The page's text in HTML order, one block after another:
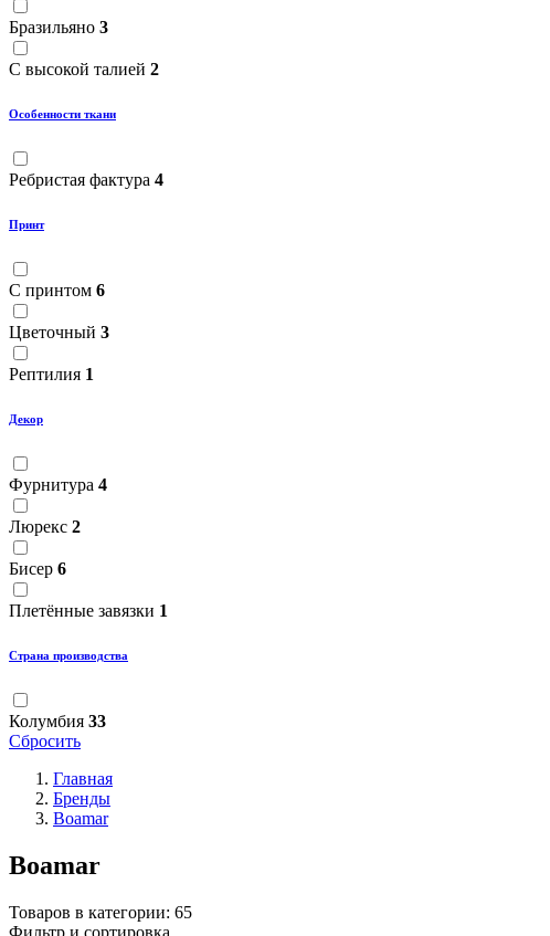
Бразильяно 3
С высокой талией 2
Особенности ткани
Ребристая фактура 4
Принт
С принтом 6
Цветочный 3
Рептилия 1
Декор
Фурнитура 4
Люрекс 2
Бисер 6
Плетённые завязки 1
Страна производства
Колумбия 33
Сбросить
Главная
Бренды
Boamar
Boamar
Товаров в категории: 65
Фильтр и сортировка